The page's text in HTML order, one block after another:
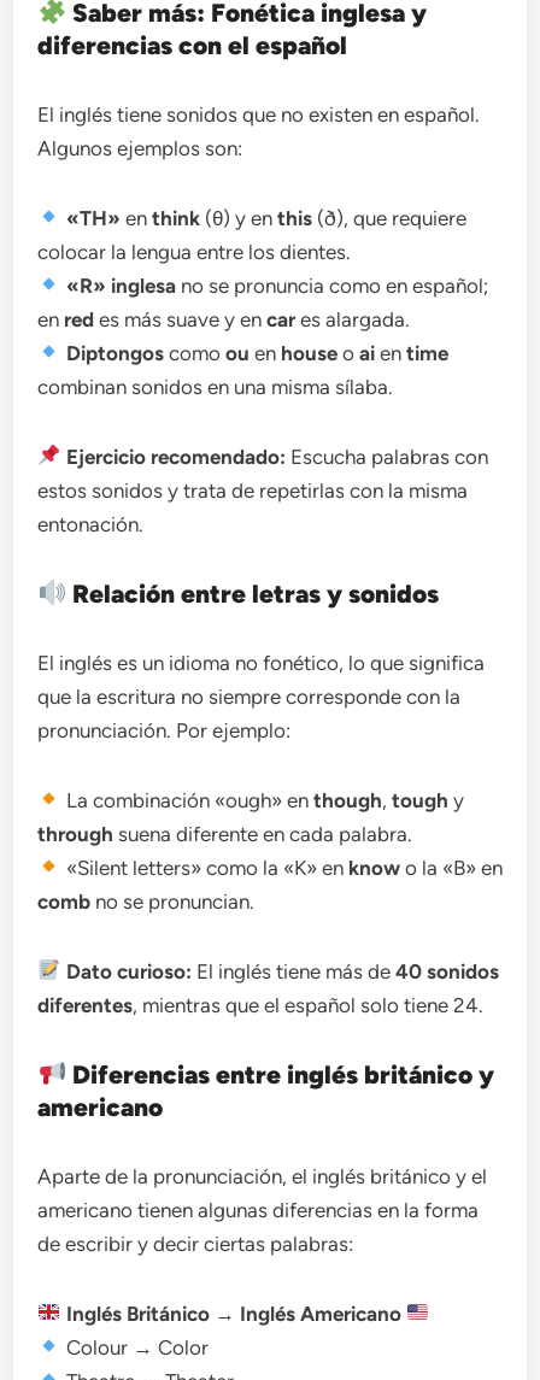
Saber más: Fonética inglesa y
diferencias con el español
El inglés tiene sonidos que no existen en español.
Algunos ejemplos son:
«TH» en think(θ) y en this(ð), que requiere
colocar la lengua entre los dientes.
«R» inglesano se pronuncia como en español;
en red es más suave y encares alargada.
Diptongoscomo ou en houseo aien time
combinan sonidos en una misma sílaba.
Ejercicio recomendado: Escucha palabras con
estos sonidos y trata de repetirlas con la misma
entonación.
Relación entre letras y sonidos
El inglés es un idioma no fonético, lo que significa
que la escritura no siempre corresponde con la
pronunciación. Por ejemplo:
La combinación «ough» en though, tough y
through suena diferente en cada palabra.
«Silent letters» como la «K» en knowo la «B» en
comb no se pronuncian.
Dato curioso: El inglés tiene más de 40 sonidos
diferentes, mientras que el español solo tiene 24.
Diferencias entre inglés británico y
americano
Aparte de la pronunciación, el inglés británico y el
americano tienen algunas diferencias en la forma
de escribir y decir ciertas palabras:
Inglés Británico→ Inglés Americano
Colour → Color